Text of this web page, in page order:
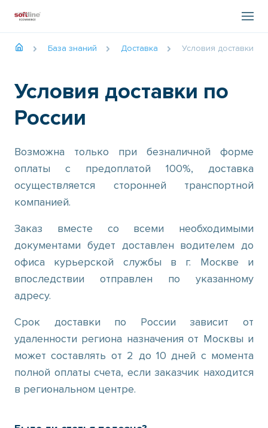
База знаний Доставка Условия доставки
Условия доставки по
России
Возможна только при безналичной форме
оплаты с предоплатой 100%, доставка
осуществляется сторонней транспортной
компанией.
Заказ вместе со всеми необходимыми
документами будет доставлен водителем до
офиса курьерской службы в г. Москве и
впоследствии отправлен по указанному
адресу.
Срок доставки по России зависит от
удаленности региона назначения от Москвы и
может составлять от 2 до 10 дней с момента
полной оплаты счета, если заказчик находится
в региональном центре.